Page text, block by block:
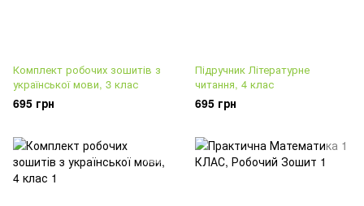
Комплект робочих зошитів з
української мови, 3 клас
695 грн
Підручник Літературне
читання, 4 клас
695 грн